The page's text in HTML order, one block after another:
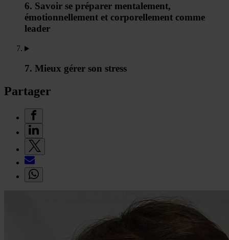
6. Savoir se préparer mentalement,
émotionnellement et corporellement comme
leader
7. Mieux gérer son stress
Partager